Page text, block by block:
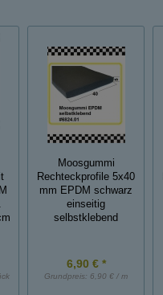
Moosgummi
Rechteckprofile 5x40
mm EPDM schwarz
einseitig
selbstklebend
6,90 € *
Grundpreis: 6,90 € / m